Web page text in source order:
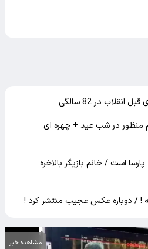
در 82 سالگی
منظور در شب عید + چهره ای
است / خانم بازیگر بالاخره
! / دوباره عکس عجیب منتشر کرد !
مشاهده خبر